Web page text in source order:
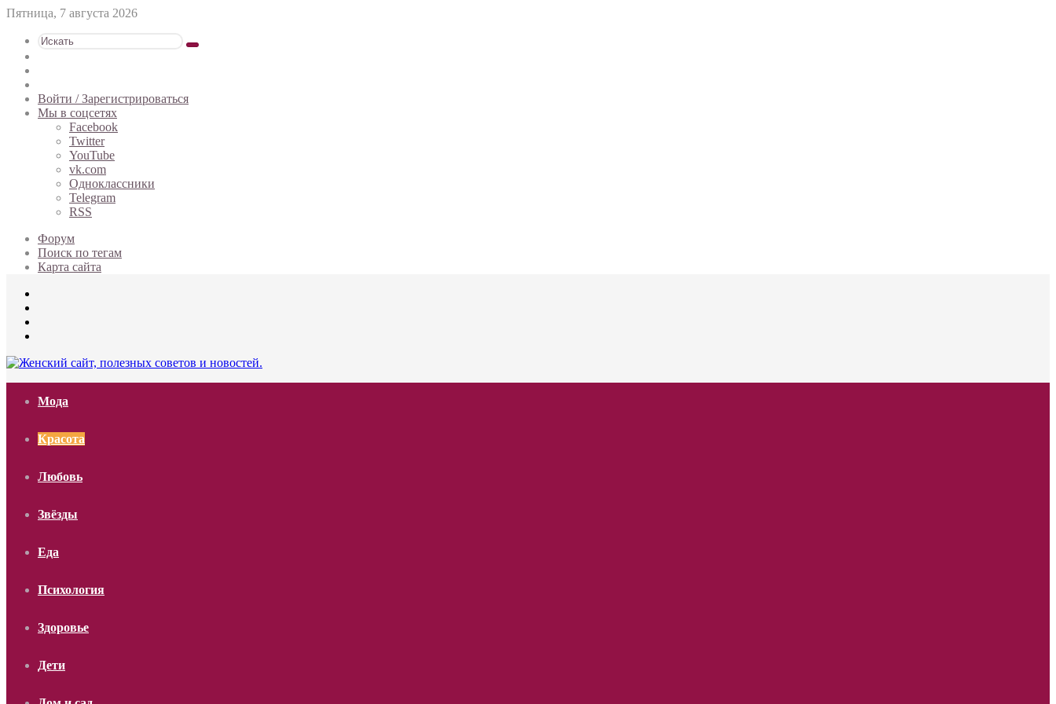
Пятница, 7 августа 2026
Искать
статья
Войти / Зарегистрироваться
Мы в соцсетях
Facebook
Twitter
YouTube
vk.com
Одноклассники
Telegram
RSS
Форум
Поиск по тегам
Карта сайта
Мода
Красота
Любовь
Звёзды
Еда
Психология
Здоровье
Дети